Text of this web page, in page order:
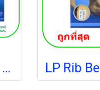
LP Knee Support (667) ผ้ายืดรัดกล้ามเนื้อ รัดขา รัดเข่า (สีดำ) (1 ข้าง)